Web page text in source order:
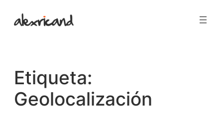
Etiqueta:
Geolocalización